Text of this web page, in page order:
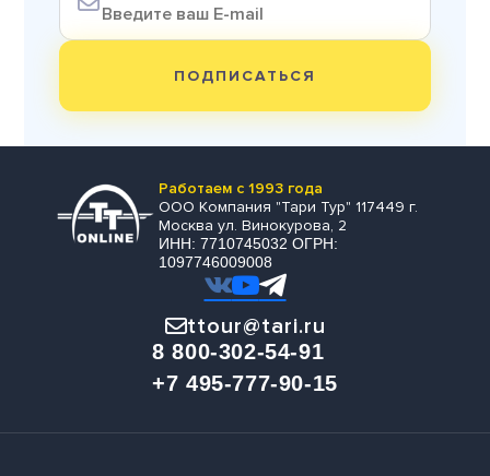
ПОДПИСАТЬСЯ
Работаем с 1993 года
ООО Компания "Тари Тур" 117449 г.
Москва ул. Винокурова, 2
ИНН: 7710745032 ОГРН:
1097746009008
ttour@tari.ru
8 800-302-54-91
+7 495-777-90-15